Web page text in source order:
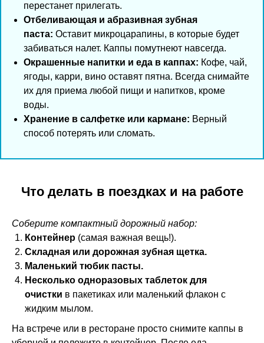
перестанет прилегать.
Отбеливающая и абразивная зубная
паста: Оставит микроцарапины, в которые будет
забиваться налет. Каппы помутнеют навсегда.
Окрашенные напитки и еда в каппах: Кофе, чай,
ягоды, карри, вино оставят пятна. Всегда снимайте
их для приема любой пищи и напитков, кроме
воды.
Хранение в салфетке или кармане: Верный
способ потерять или сломать.
Что делать в поездках и на работе
Соберите компактный дорожный набор:
Контейнер (самая важная вещь!).
Складная или дорожная зубная щетка.
Маленький тюбик пасты.
Несколько одноразовых таблеток для
очистки в пакетиках или маленький флакон с
жидким мылом.
На встрече или в ресторане просто снимите каппы в